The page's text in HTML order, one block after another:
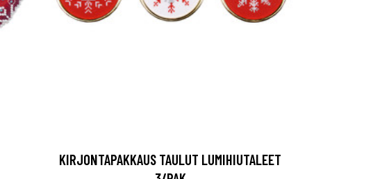
KIRJONTAPAKKAUS TAULUT LUMIHIUTALEET